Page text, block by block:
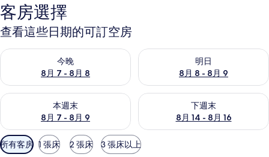
客房選擇
查看這些日期的可訂空房
今晚
8月 7 - 8月 8
查看今晚 8月 7 - 8月 8的可訂空房
明日
8月 8 - 8月 9
查看明日 8月 8 - 8月 9的可訂
本週末
8月 7 - 8月 9
查看本週末 8月 7 - 8月 9的可訂空房
下週末
8月 14 - 8月 16
查看下週末 8月 14 - 8月 16的
可
用
所有客房 1 張床 2 張床 3 張床以上